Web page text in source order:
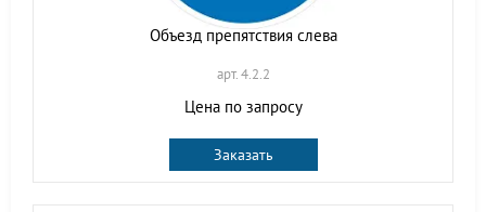
Объезд препятствия слева
арт. 4.2.2
Цена по запросу
Заказать